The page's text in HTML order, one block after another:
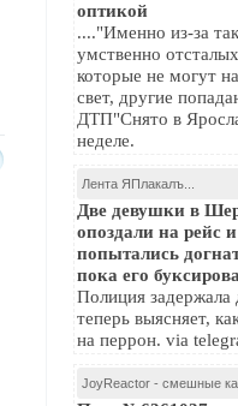
оптикой
...."Именно из-за
умственно
которые не могут
свет, другие
ДТП"Снято в
неделе.
Лента ЯПлакалъ...
Две девушки в
опоздали на рейс и
попытались
пока его
Полиция задержала
теперь выясняет,
на перрон. via
JoyReactor - смешные